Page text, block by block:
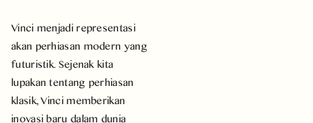
Vinci menjadi representasi
akan perhiasan modern yang
futuristik. Sejenak kita
lupakan tentang perhiasan
klasik, Vinci memberikan
inovasi baru dalam dunia